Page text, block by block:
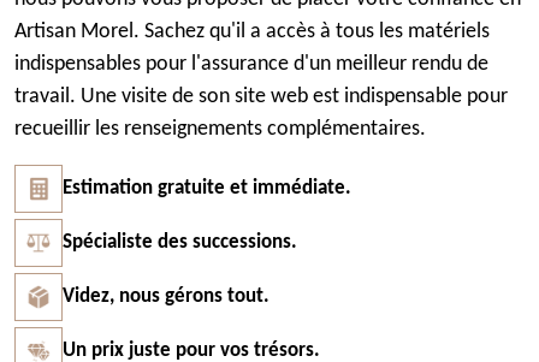
Artisan Morel. Sachez qu'il a accès à tous les matériels
indispensables pour l'assurance d'un meilleur rendu de
travail. Une visite de son site web est indispensable pour
recueillir les renseignements complémentaires.
Estimation gratuite et immédiate.
Spécialiste des successions.
Videz, nous gérons tout.
Un prix juste pour vos trésors.